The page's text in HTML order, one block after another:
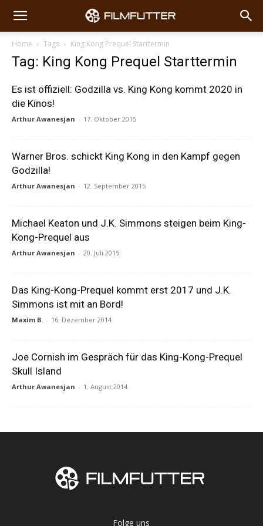
Home Tags King Kong Prequel Starttermin
Tag: King Kong Prequel Starttermin
Es ist offiziell: Godzilla vs. King Kong kommt 2020 in
die Kinos!
Arthur Awanesjan - 17. Oktober 2015
Warner Bros. schickt King Kong in den Kampf gegen
Godzilla!
Arthur Awanesjan - 12. September 2015
Michael Keaton und J.K. Simmons steigen beim King-
Kong-Prequel aus
Arthur Awanesjan - 20. Juli 2015
Das King-Kong-Prequel kommt erst 2017 und J.K.
Simmons ist mit an Bord!
Maxim B. - 16. Dezember 2014
Joe Cornish im Gespräch für das King-Kong-Prequel
Skull Island
Arthur Awanesjan - 1. August 2014
Folge uns